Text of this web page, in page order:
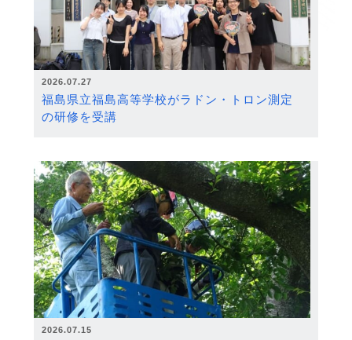
2026.07.27
福島県立福島高等学校がラドン・トロン測定
の研修を受講
2026.07.15